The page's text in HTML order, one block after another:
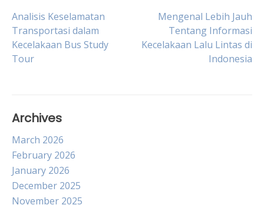
Post
navigation
Analisis Keselamatan
Transportasi dalam
Kecelakaan Bus Study
Tour
Mengenal Lebih Jauh
Tentang Informasi
Kecelakaan Lalu Lintas di
Indonesia
Archives
March 2026
February 2026
January 2026
December 2025
November 2025